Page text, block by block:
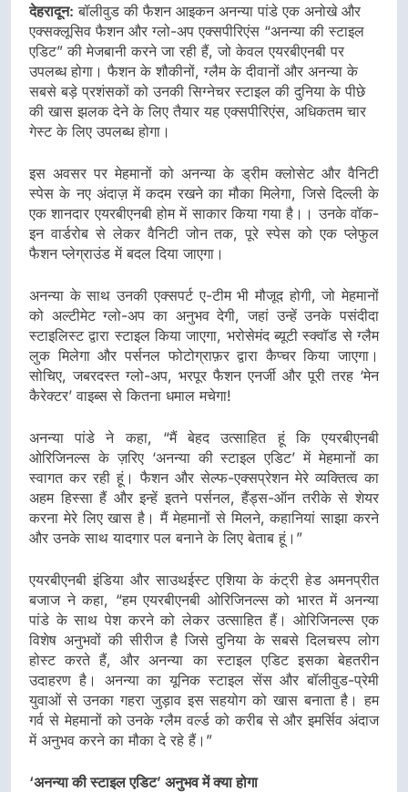
देहरादून: बॉलीवुड की फैशन आइकन अनन्या पांडे एक अनोखे और
एक्सक्लूसिव फैशन और ग्लो-अप एक्सपीरिएंस “अनन्या की स्टाइल
एडिट” की मेजबानी करने जा रही हैं, जो केवल एयरबीएनबी पर
उपलब्ध होगा। फैशन के शौकीनों, ग्लैम के दीवानों और अनन्या के
सबसे बड़े प्रशंसकों को उनकी सिग्नेचर स्टाइल की दुनिया के पीछे
की खास झलक देने के लिए तैयार यह एक्सपीरिएंस, अधिकतम चार
गेस्ट के लिए उपलब्ध होगा।
इस अवसर पर मेहमानों को अनन्या के ड्रीम क्लोसेट और वैनिटी
स्पेस के नए अंदाज़ में कदम रखने का मौका मिलेगा, जिसे दिल्ली के
एक शानदार एयरबीएनबी होम में साकार किया गया है।। उनके वॉक-
इन वार्डरोब से लेकर वैनिटी जोन तक, पूरे स्पेस को एक प्लेफुल
फैशन प्लेग्राउंड में बदल दिया जाएगा।
अनन्या के साथ उनकी एक्सपर्ट ए-टीम भी मौजूद होगी, जो मेहमानों
को अल्टीमेट ग्लो-अप का अनुभव देगी, जहां उन्हें उनके पसंदीदा
स्टाइलिस्ट द्वारा स्टाइल किया जाएगा, भरोसेमंद ब्यूटी स्क्वॉड से ग्लैम
लुक मिलेगा और पर्सनल फोटोग्राफ़र द्वारा कैप्चर किया जाएगा।
सोचिए, जबरदस्त ग्लो-अप, भरपूर फैशन एनर्जी और पूरी तरह ‘मेन
कैरेक्टर’ वाइब्स से कितना धमाल मचेगा!
अनन्या पांडे ने कहा, “मैं बेहद उत्साहित हूं कि एयरबीएनबी
ओरिजिनल्स के ज़रिए ‘अनन्या की स्टाइल एडिट’ में मेहमानों का
स्वागत कर रही हूं। फैशन और सेल्फ-एक्सप्रेशन मेरे व्यक्तित्व का
अहम हिस्सा हैं और इन्हें इतने पर्सनल, हैंड्स-ऑन तरीके से शेयर
करना मेरे लिए खास है। मैं मेहमानों से मिलने, कहानियां साझा करने
और उनके साथ यादगार पल बनाने के लिए बेताब हूं।”
एयरबीएनबी इंडिया और साउथईस्ट एशिया के कंट्री हेड अमनप्रीत
बजाज ने कहा, “हम एयरबीएनबी ओरिजिनल्स को भारत में अनन्या
पांडे के साथ पेश करने को लेकर उत्साहित हैं। ओरिजिनल्स एक
विशेष अनुभवों की सीरीज है जिसे दुनिया के सबसे दिलचस्प लोग
होस्ट करते हैं, और अनन्या का स्टाइल एडिट इसका बेहतरीन
उदाहरण है। अनन्या का यूनिक स्टाइल सेंस और बॉलीवुड-प्रेमी
युवाओं से उनका गहरा जुड़ाव इस सहयोग को खास बनाता है। हम
गर्व से मेहमानों को उनके ग्लैम वर्ल्ड को करीब से और इमर्सिव अंदाज
में अनुभव करने का मौका दे रहे हैं।”
‘अनन्या की स्टाइल एडिट’ अनुभव में क्या होगा